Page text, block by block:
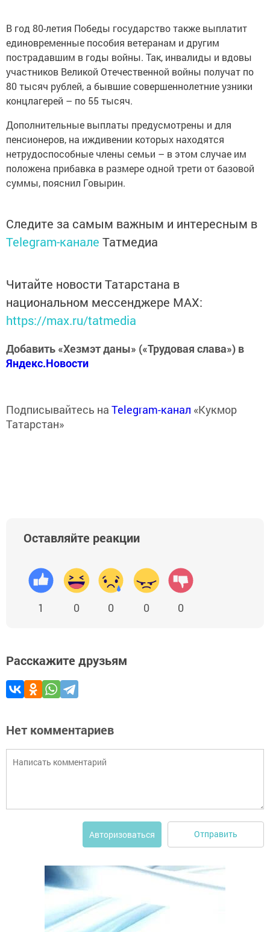
В год 80-летия Победы государство также выплатит
единовременные пособия ветеранам и другим
пострадавшим в годы войны. Так, инвалиды и вдовы
участников Великой Отечественной войны получат по
80 тысяч рублей, а бывшие совершеннолетние узники
концлагерей – по 55 тысяч.
Дополнительные выплаты предусмотрены и для
пенсионеров, на иждивении которых находятся
нетрудоспособные члены семьи – в этом случае им
положена прибавка в размере одной трети от базовой
суммы, пояснил Говырин.
Следите за самым важным и интересным в
Telegram-канале Татмедиа
Читайте новости Татарстана в
национальном мессенджере MАХ:
https://max.ru/tatmedia
Добавить «Хезмэт даны» («Трудовая слава») в
Яндекс.Новости
Подписывайтесь на Telegram-канал «Кукмор
Татарстан»
Оставляйте реакции
1 0 0 0 0
Расскажите друзьям
Нет комментариев
Авторизоваться Отправить